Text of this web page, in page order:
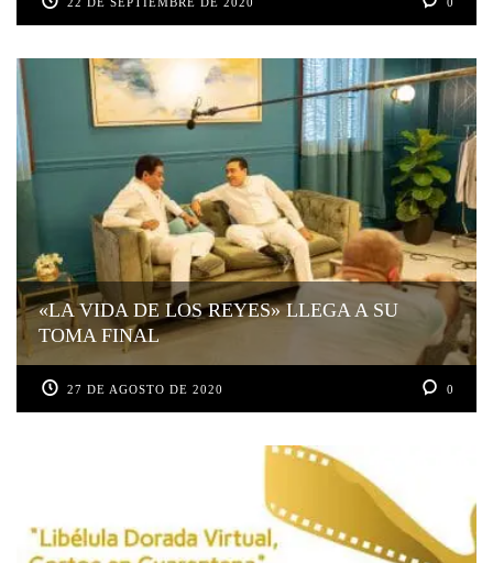
«LA VIDA DE LOS REYES» LLEGA A SU
TOMA FINAL
27 DE AGOSTO DE 2020 0